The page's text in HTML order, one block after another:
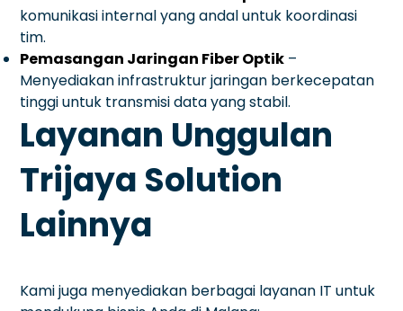
komunikasi internal yang andal untuk koordinasi
tim.
Pemasangan Jaringan Fiber Optik –
Menyediakan infrastruktur jaringan berkecepatan
tinggi untuk transmisi data yang stabil.
Layanan Unggulan
Trijaya Solution
Lainnya
Kami juga menyediakan berbagai layanan IT untuk